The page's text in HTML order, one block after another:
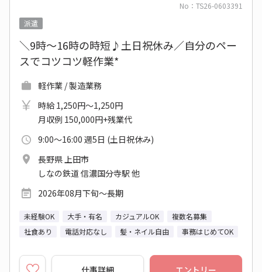
No：TS26-0603391
派遣
＼9時～16時の時短♪土日祝休み／自分のペー
スでコツコツ軽作業*
軽作業 / 製造業務
時給 1,250円～1,250円
月収例 150,000円+残業代
9:00～16:00 週5日 (土日祝休み)
長野県 上田市
しなの鉄道 信濃国分寺駅 他
2026年08月下旬～長期
未経験OK 大手・有名 カジュアルOK
複数名募集
社食あり
電話対応なし 髪・ネイル自由 事務はじめてOK
仕事詳細 エントリー